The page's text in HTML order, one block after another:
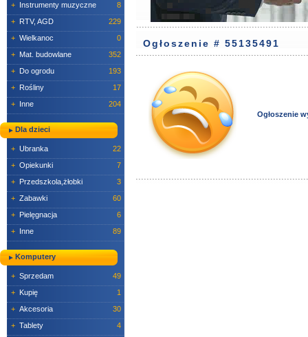
+ Instrumenty muzyczne
8
+ RTV, AGD
229
+ Wielkanoc
0
+ Mat. budowlane
352
+ Do ogrodu
193
+ Rośliny
17
+ Inne 204
Dla dzieci
+ Ubranka
22
+ Opiekunki
7
+ Przedszkola,żłobki
3
+ Zabawki
60
+ Pielęgnacja
6
+ Inne 89
Komputery
+ Sprzedam
49
+ Kupię
1
+ Akcesoria
30
+ Tablety
4
Ogłoszenie # 55135491
Ogłoszenie